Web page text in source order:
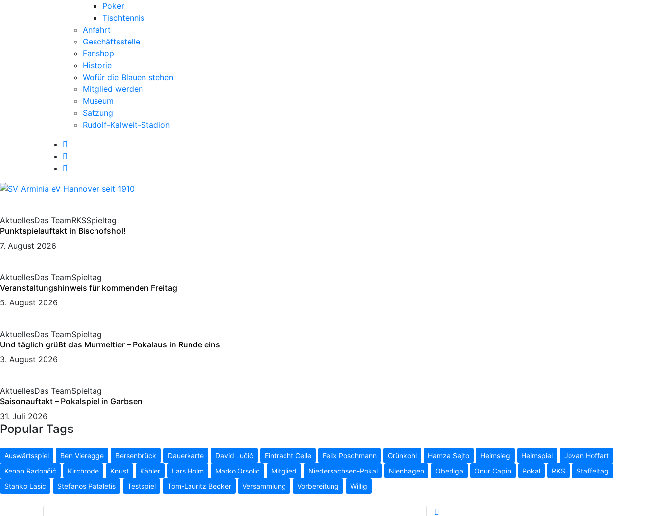
Poker
Tischtennis
Anfahrt
Geschäftsstelle
Fanshop
Historie
Wofür die Blauen stehen
Mitglied werden
Museum
Satzung
Rudolf-Kalweit-Stadion
AktuellesDas TeamRKSSpieltag
Punktspielauftakt in Bischofshol!
7. August 2026
AktuellesDas TeamSpieltag
Veranstaltungshinweis für kommenden Freitag
5. August 2026
AktuellesDas TeamSpieltag
Und täglich grüßt das Murmeltier – Pokalaus in Runde eins
3. August 2026
AktuellesDas TeamSpieltag
Saisonauftakt – Pokalspiel in Garbsen
31. Juli 2026
Popular Tags
Auswärtsspiel Ben Vieregge Bersenbrück Dauerkarte David Lučić Eintracht Celle Felix Poschmann Grünkohl Hamza Sejto Heimsieg Heimspiel
Jovan Hoffart
Kenan Radončić
Kirchrode Knust Kähler Lars Holm Marko Orsolic Mitglied Niedersachsen-Pokal Nienhagen Oberliga Onur Capin Pokal RKS
Staffeltag
Stanko Lasic
Stefanos Pataletis Testspiel Tom-Lauritz Becker Versammlung Vorbereitung Willig